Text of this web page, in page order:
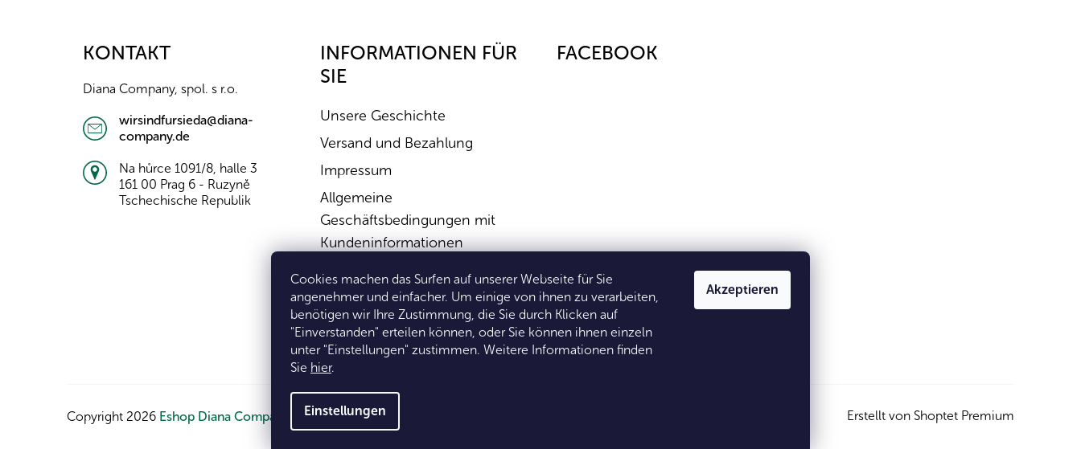
Cookies machen das Surfen auf unserer Webseite für Sie
angenehmer und einfacher. Um einige von ihnen zu verarbeiten,
benötigen wir Ihre Zustimmung, die Sie durch Klicken auf
"Einverstanden" erteilen können, oder Sie können ihnen einzeln
unter "Einstellungen" zustimmen. Weitere Informationen finden
Sie hier.
Einstellungen
Akzeptieren
KONTAKT
Diana Company, spol. s r.o.
wirsindfursieda@diana-
company.de
Na hůrce 1091/8, halle 3
161 00 Prag 6 - Ruzyně
Tschechische Republik
INFORMATIONEN FÜR
SIE
Unsere Geschichte
Versand und Bezahlung
Impressum
Allgemeine
Geschäftsbedingungen mit
Kundeninformationen
Widerrufsbelehrung &
Widerrufsformular
Datenschutzerklärung
FACEBOOK
Erstellt von Shoptet Premium
Copyright 2026 Eshop Diana Company, spol. s r.o.. Alle Rechte vorbehalten.